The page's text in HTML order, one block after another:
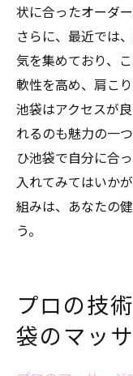
状に合ったオーダ
さらに、最近では
気を集めており、
軟性を高め、肩こ
池袋はアクセスが
れるのも魅力の一
ひ池袋で自分に合
入れてみてはいか
組みは、あなたの
う。
プロの技
袋のマッ